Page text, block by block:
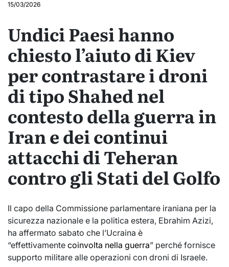
15/03/2026
Undici Paesi hanno
chiesto l’aiuto di Kiev
per contrastare i droni
di tipo Shahed nel
contesto della guerra in
Iran e dei continui
attacchi di Teheran
contro gli Stati del Golfo
Il capo della Commissione parlamentare iraniana per la
sicurezza nazionale e la politica estera, Ebrahim Azizi,
ha affermato sabato che l’Ucraina è
“effettivamente coinvolta nella guerra” perché fornisce
supporto militare alle operazioni con droni di Israele.